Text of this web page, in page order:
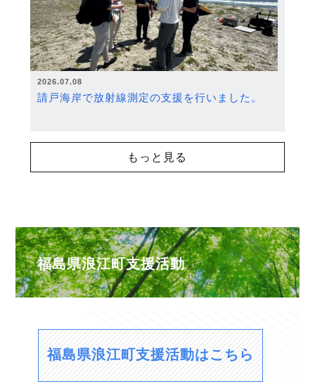
2026.07.08
請戸海岸で放射線測定の支援を行いました。
もっと見る
福島県浪江町支援活動
福島県浪江町支援活動はこちら